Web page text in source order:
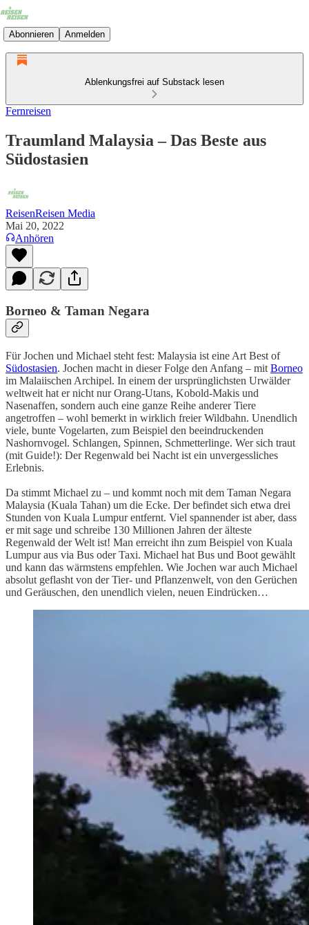
Abonnieren Anmelden
Ablenkungsfrei auf Substack lesen
Fernreisen
Traumland Malaysia – Das Beste aus
Südostasien
ReisenReisen Media
Mai 20, 2022
Anhören
Borneo & Taman Negara
Für Jochen und Michael steht fest: Malaysia ist eine Art Best of
Südostasien. Jochen macht in dieser Folge den Anfang – mit Borneo
im Malaiischen Archipel. In einem der ursprünglichsten Urwälder
weltweit hat er nicht nur Orang-Utans, Kobold-Makis und
Nasenaffen, sondern auch eine ganze Reihe anderer Tiere
angetroffen – wohl bemerkt in wirklich freier Wildbahn. Unendlich
viele, bunte Vogelarten, zum Beispiel den beeindruckenden
Nashornvogel. Schlangen, Spinnen, Schmetterlinge. Wer sich traut
(mit Guide!): Der Regenwald bei Nacht ist ein unvergessliches
Erlebnis.
Da stimmt Michael zu – und kommt noch mit dem Taman Negara
Malaysia (Kuala Tahan) um die Ecke. Der befindet sich etwa drei
Stunden von Kuala Lumpur entfernt. Viel spannender ist aber, dass
er mit sage und schreibe 130 Millionen Jahren der älteste
Regenwald der Welt ist! Man erreicht ihn zum Beispiel von Kuala
Lumpur aus via Bus oder Taxi. Michael hat Bus und Boot gewählt
und kann das wärmstens empfehlen. Wie Jochen war auch Michael
absolut geflasht von der Tier- und Pflanzenwelt, von den Gerüchen
und Geräuschen, den unendlich vielen, neuen Eindrücken…